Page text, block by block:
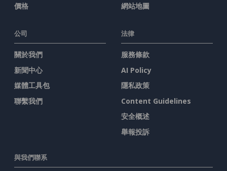
價格
網站地圖
公司
關於我們
新聞中心
媒體工具包
聯繫我們
法律
服務條款
AI Policy
隱私政策
Content Guidelines
安全概述
舉報投訴
與我們聯系